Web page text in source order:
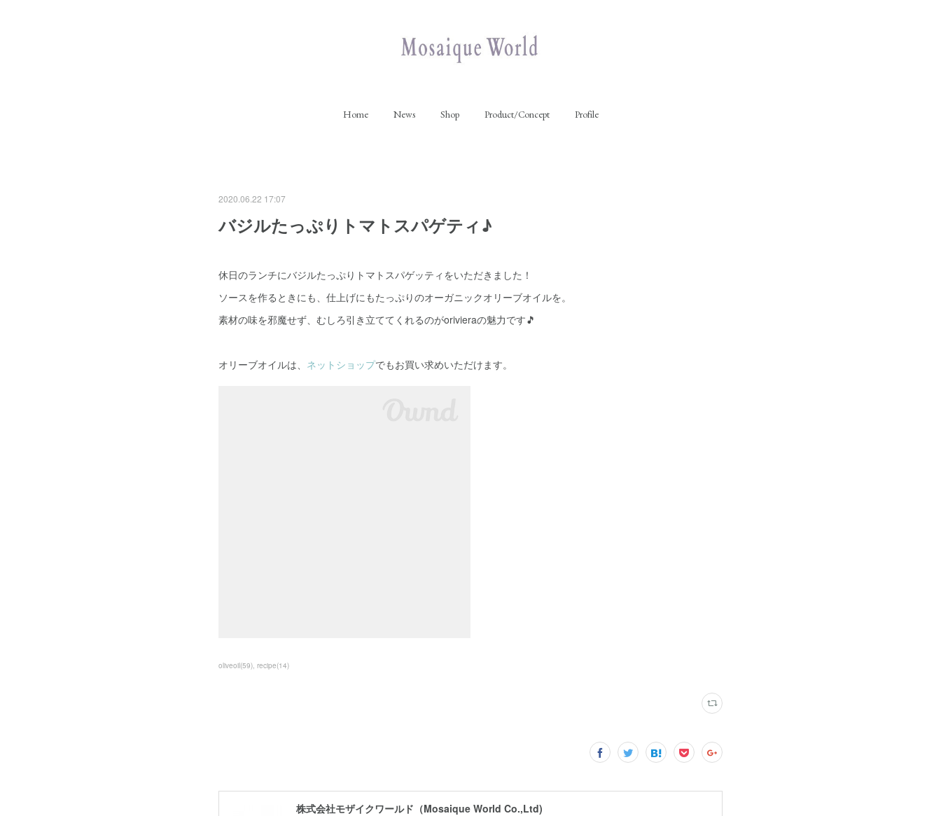
Home News Shop Product/Concept Profile
2020.06.22 17:07
バジルたっぷりトマトスパゲティ♪
休日のランチにバジルたっぷりトマトスパゲッティをいただきました！
ソースを作るときにも、仕上げにもたっぷりのオーガニックオリーブオイルを。
素材の味を邪魔せず、むしろ引き立ててくれるのがorivieraの魅力です🎵
オリーブオイルは、 ネットショップでもお買い求めいただけます。
oliveoil(59) recipe(14)
株式会社モザイクワールド（Mosaique World Co.,Ltd)